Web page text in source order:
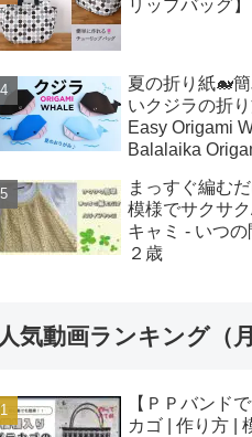
- ちゃんねるで
リップバッグ
夏の折り紙🐋
いクジラの折り
Easy Origami
Balalaika
まっすぐ編む
模様でサクサ
キャミ - いつの
２歳
人気動画ランキング（月
【ＰＰバンド
カゴ | 作り方 |